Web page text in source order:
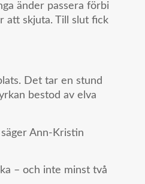
änder passera förbi
att skjuta. Till slut fick
Det tar en stund
bestod av elva
Ann-Kristin
– och inte minst två